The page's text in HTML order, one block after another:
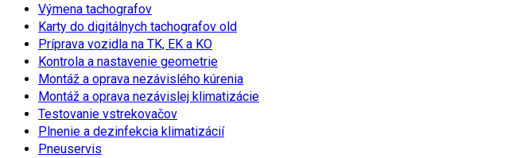
Výmena tachografov
Karty do digitálnych tachografov old
Príprava vozidla na TK, EK a KO
Kontrola a nastavenie geometrie
Montáž a oprava nezávislého kúrenia
Montáž a oprava nezávislej klimatizácie
Testovanie vstrekovačov
Plnenie a dezinfekcia klimatizácií
Pneuservis